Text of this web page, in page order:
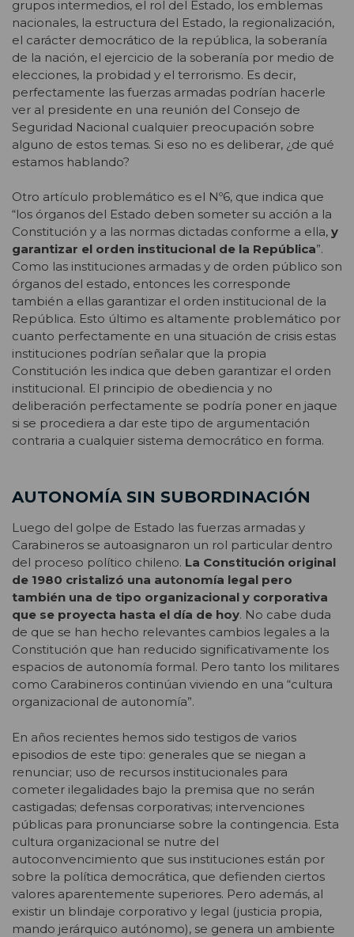
grupos intermedios, el rol del Estado, los emblemas
nacionales, la estructura del Estado, la regionalización,
el carácter democrático de la república, la soberanía
de la nación, el ejercicio de la soberanía por medio de
elecciones, la probidad y el terrorismo. Es decir,
perfectamente las fuerzas armadas podrían hacerle
ver al presidente en una reunión del Consejo de
Seguridad Nacional cualquier preocupación sobre
alguno de estos temas. Si eso no es deliberar, ¿de qué
estamos hablando?
Otro artículo problemático es el Nº6, que indica que
“los órganos del Estado deben someter su acción a la
Constitución y a las normas dictadas conforme a ella, y
garantizar el orden institucional de la República”.
Como las instituciones armadas y de orden público son
órganos del estado, entonces les corresponde
también a ellas garantizar el orden institucional de la
República. Esto último es altamente problemático por
cuanto perfectamente en una situación de crisis estas
instituciones podrían señalar que la propia
Constitución les indica que deben garantizar el orden
institucional. El principio de obediencia y no
deliberación perfectamente se podría poner en jaque
si se procediera a dar este tipo de argumentación
contraria a cualquier sistema democrático en forma.
AUTONOMÍA SIN SUBORDINACIÓN
Luego del golpe de Estado las fuerzas armadas y
Carabineros se autoasignaron un rol particular dentro
del proceso político chileno. La Constitución original
de 1980 cristalizó una autonomía legal pero
también una de tipo organizacional y corporativa
que se proyecta hasta el día de hoy. No cabe duda
de que se han hecho relevantes cambios legales a la
Constitución que han reducido significativamente los
espacios de autonomía formal. Pero tanto los militares
como Carabineros continúan viviendo en una “cultura
organizacional de autonomía”.
En años recientes hemos sido testigos de varios
episodios de este tipo: generales que se niegan a
renunciar; uso de recursos institucionales para
cometer ilegalidades bajo la premisa que no serán
castigadas; defensas corporativas; intervenciones
públicas para pronunciarse sobre la contingencia. Esta
cultura organizacional se nutre del
autoconvencimiento que sus instituciones están por
sobre la política democrática, que defienden ciertos
valores aparentemente superiores. Pero además, al
existir un blindaje corporativo y legal (justicia propia,
mando jerárquico autónomo), se genera un ambiente